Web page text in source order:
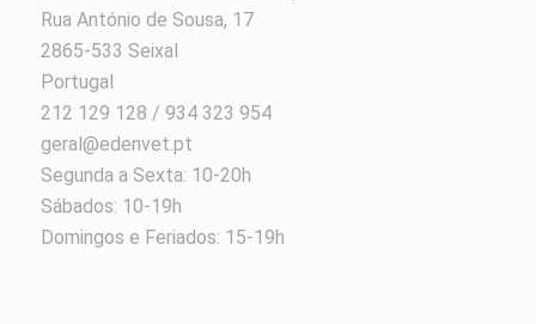
Rua António de Sousa, 17
2865-533 Seixal
Portugal
212 129 128 / 934 323 954
geral@edenvet.pt
Segunda a Sexta: 10-20h
Sábados: 10-19h
Domingos e Feriados: 15-19h